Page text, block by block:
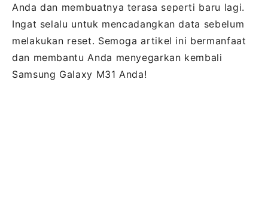
Anda dan membuatnya terasa seperti baru lagi.
Ingat selalu untuk mencadangkan data sebelum
melakukan reset. Semoga artikel ini bermanfaat
dan membantu Anda menyegarkan kembali
Samsung Galaxy M31 Anda!